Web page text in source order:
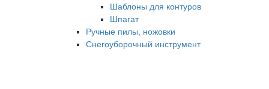
Шаблоны для контуров
Шпагат
Ручные пилы, ножовки
Снегоуборочный инструмент